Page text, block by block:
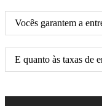
Vocês garantem a
E quanto às taxas de